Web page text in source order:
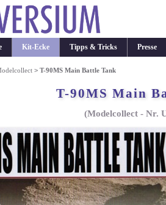
Kit-Ecke Tipps & Tricks Presse
>T-90MS Main Battle Tank
T-90MS Main
(Modelcollect - Nr.